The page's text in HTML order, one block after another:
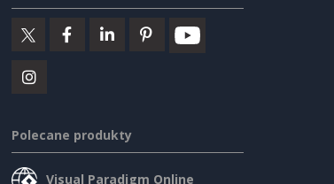
Polecane produkty
Visual Paradigm Online